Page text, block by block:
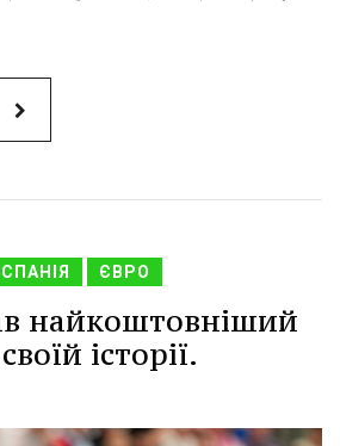
ІСПАНІЯ ЄВРО
найкоштовніший
історії.